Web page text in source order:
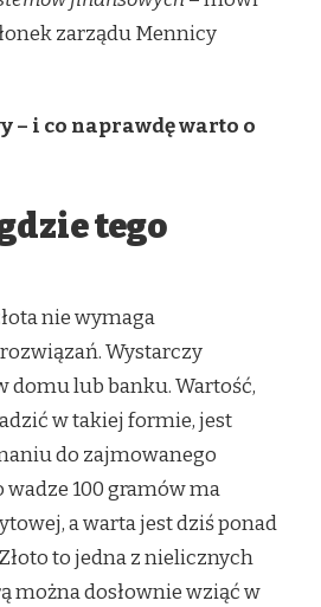
zarządu Mennicy
– i co naprawdę warto o
tego
nie wymaga
Wystarczy
domu lub banku. Wartość,
w takiej formie, jest
do zajmowanego
wadze 100 gramów ma
a warta jest dziś ponad
to jedna z nielicznych
można dosłownie wziąć w